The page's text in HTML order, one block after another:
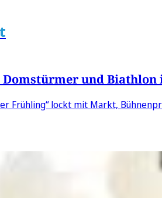
und Biathlon
Frühling“ lockt mit Markt,